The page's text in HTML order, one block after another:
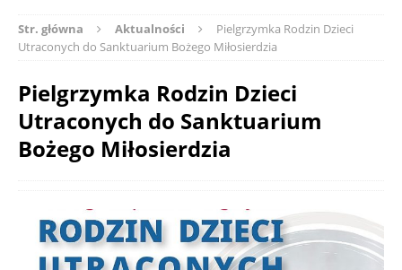
Str. główna Aktualności
Pielgrzymka Rodzin Dzieci
Utraconych do Sanktuarium Bożego Miłosierdzia
Pielgrzymka Rodzin Dzieci
Utraconych do Sanktuarium
Bożego Miłosierdzia